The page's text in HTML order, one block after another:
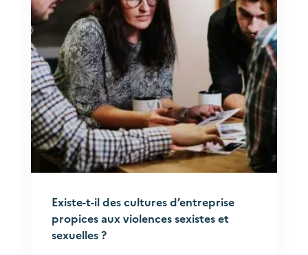
Existe-t-il des cultures d’entreprise
propices aux violences sexistes et
sexuelles ?